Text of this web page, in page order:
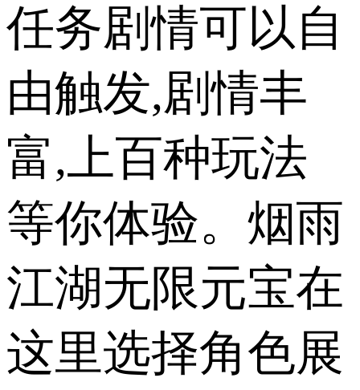
任务剧情可以自
由触发,剧情丰
富,上百种玩法
等你体验。烟雨
江湖无限元宝在
这里选择角色展